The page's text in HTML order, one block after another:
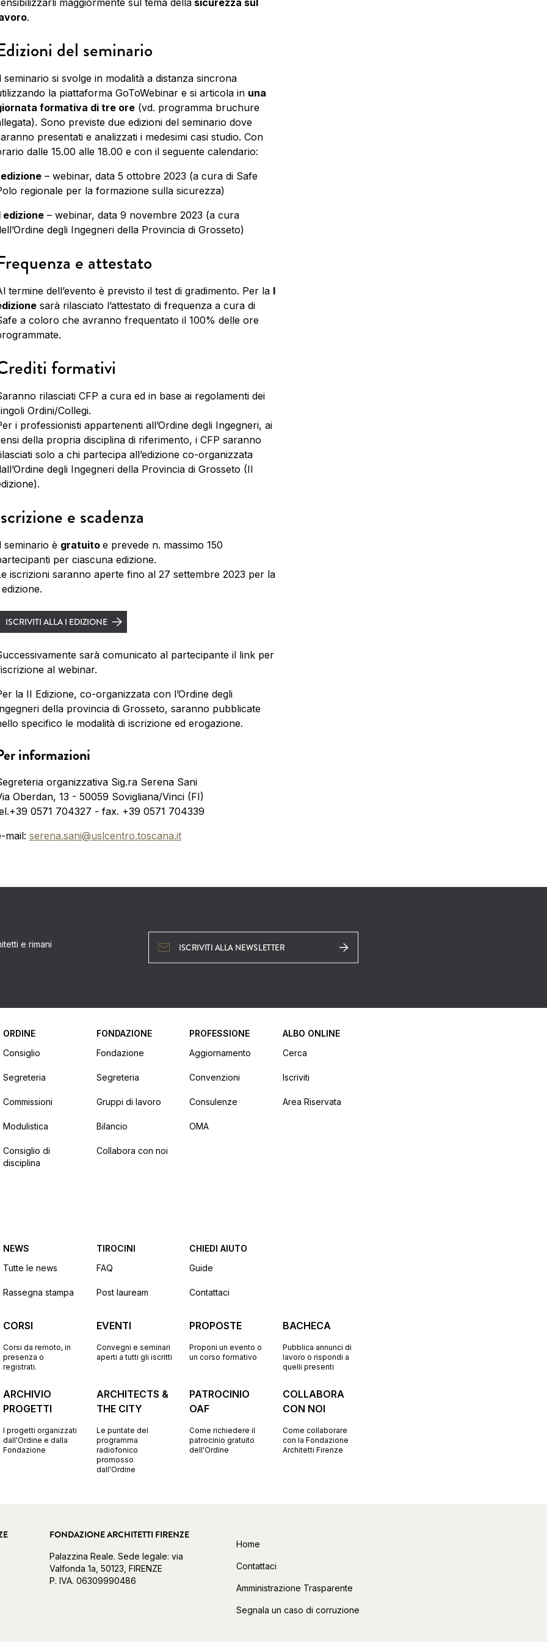
maggiormente sul tema dellasicurezza sul
.
del seminario
seminario si svolge in modalità a distanza sincrona
la piattaforma GoToWebinar e si articola in una
formativa di tre ore(vd. programma bruchure
Sono previste due edizioni del seminario dove
presentati e analizzati i medesimi casi studio. Con
dalle 15.00 alle 18.00 e con il seguente calendario:
edizione– webinar, data 5 ottobre 2023 (a cura di Safe
regionale per la formazione sulla sicurezza)
edizione– webinar, data 9 novembre 2023 (a cura
degli Ingegneri della Provincia di Grosseto)
e attestato
termine dell’evento è previsto il test di gradimento. Per la I
sarà rilasciato l’attestato di frequenza a cura di
a coloro che avranno frequentato il 100% delle ore
formativi
rilasciati CFP a cura ed in base ai regolamenti dei
Ordini/Collegi.
i professionisti appartenenti all’Ordine degli Ingegneri, ai
della propria disciplina di riferimento, i CFP saranno
solo a chi partecipa all’edizione co-organizzata
degli Ingegneri della Provincia di Grosseto (II
e scadenza
seminario è gratuito e prevede n. massimo 150
per ciascuna edizione.
iscrizioni saranno aperte fino al 27 settembre 2023 per la
ISCRIVITI ALLA I EDIZIONE
sarà comunicato al partecipante il link per
al webinar.
la II Edizione, co-organizzata con l’Ordine degli
della provincia di Grosseto, saranno pubblicate
specifico le modalità di iscrizione ed erogazione.
informazioni
organizzativa Sig.ra Serena Sani
Oberdan, 13 - 50059 Sovigliana/Vinci (FI)
0571 704327 - fax. +39 0571 704339
mail: serena.sani@uslcentro.toscana.it
e rimani
ISCRIVITI ALLA NEWSLETTER
ORDINE
Consiglio
Segreteria
Commissioni
Modulistica
Consiglio di
disciplina
FONDAZIONE
Fondazione
Segreteria
Gruppi di lavoro
Bilancio
Collabora con noi
PROFESSIONE
Aggiornamento
Convenzioni
Consulenze
OMA
ALBO ONLINE
Cerca
Iscriviti
Area Riservata
NEWS
Tutte le news
Rassegna stampa
TIROCINI
FAQ
Post lauream
CHIEDI AIUTO
Guide
Contattaci
CORSI
Corsi da remoto, in
presenza o
registrati.
EVENTI
Convegni e seminari
aperti a tutti gli iscritti
PROPOSTE
Proponi un evento o
un corso formativo
BACHECA
Pubblica annunci di
lavoro o rispondi a
quelli presenti
ARCHIVIO
PROGETTI
I progetti organizzati
dall'Ordine e dalla
Fondazione
ARCHITECTS &
THE CITY
Le puntate del
programma
radiofonico
promosso
dall'Ordine
PATROCINIO
OAF
Come richiedere il
patrocinio gratuito
dell'Ordine
COLLABORA
CON NOI
Come collaborare
con la Fondazione
Architetti Firenze
FONDAZIONE ARCHITETTI FIRENZE
Palazzina Reale. Sede legale: via
Valfonda 1a, 50123, FIRENZE
P. IVA. 06309990486
Home
Contattaci
Amministrazione Trasparente
Segnala un caso di corruzione